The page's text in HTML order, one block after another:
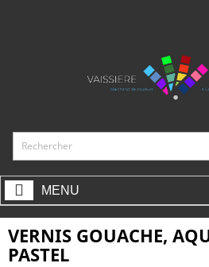
MENU
VERNIS GOUACHE,
PASTEL